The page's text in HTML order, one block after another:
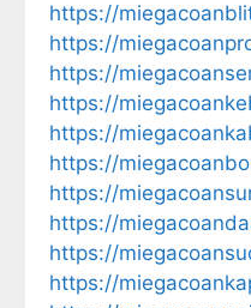
https://
https://
https://
https://
https://
https://
https://
https://
https://
https://